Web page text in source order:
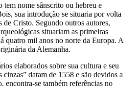
tem nome sânscrito ou hebreu e
sua introdução se situaria por volta
de Cristo. Segundo outros autores,
situariam as primeiras
quatro mil anos no norte da Europa. A
da Alemanha.
elaborados sobre sua cultura e seu
cinzas” datam de 1558 e são devidos a
encontra-se também referências no